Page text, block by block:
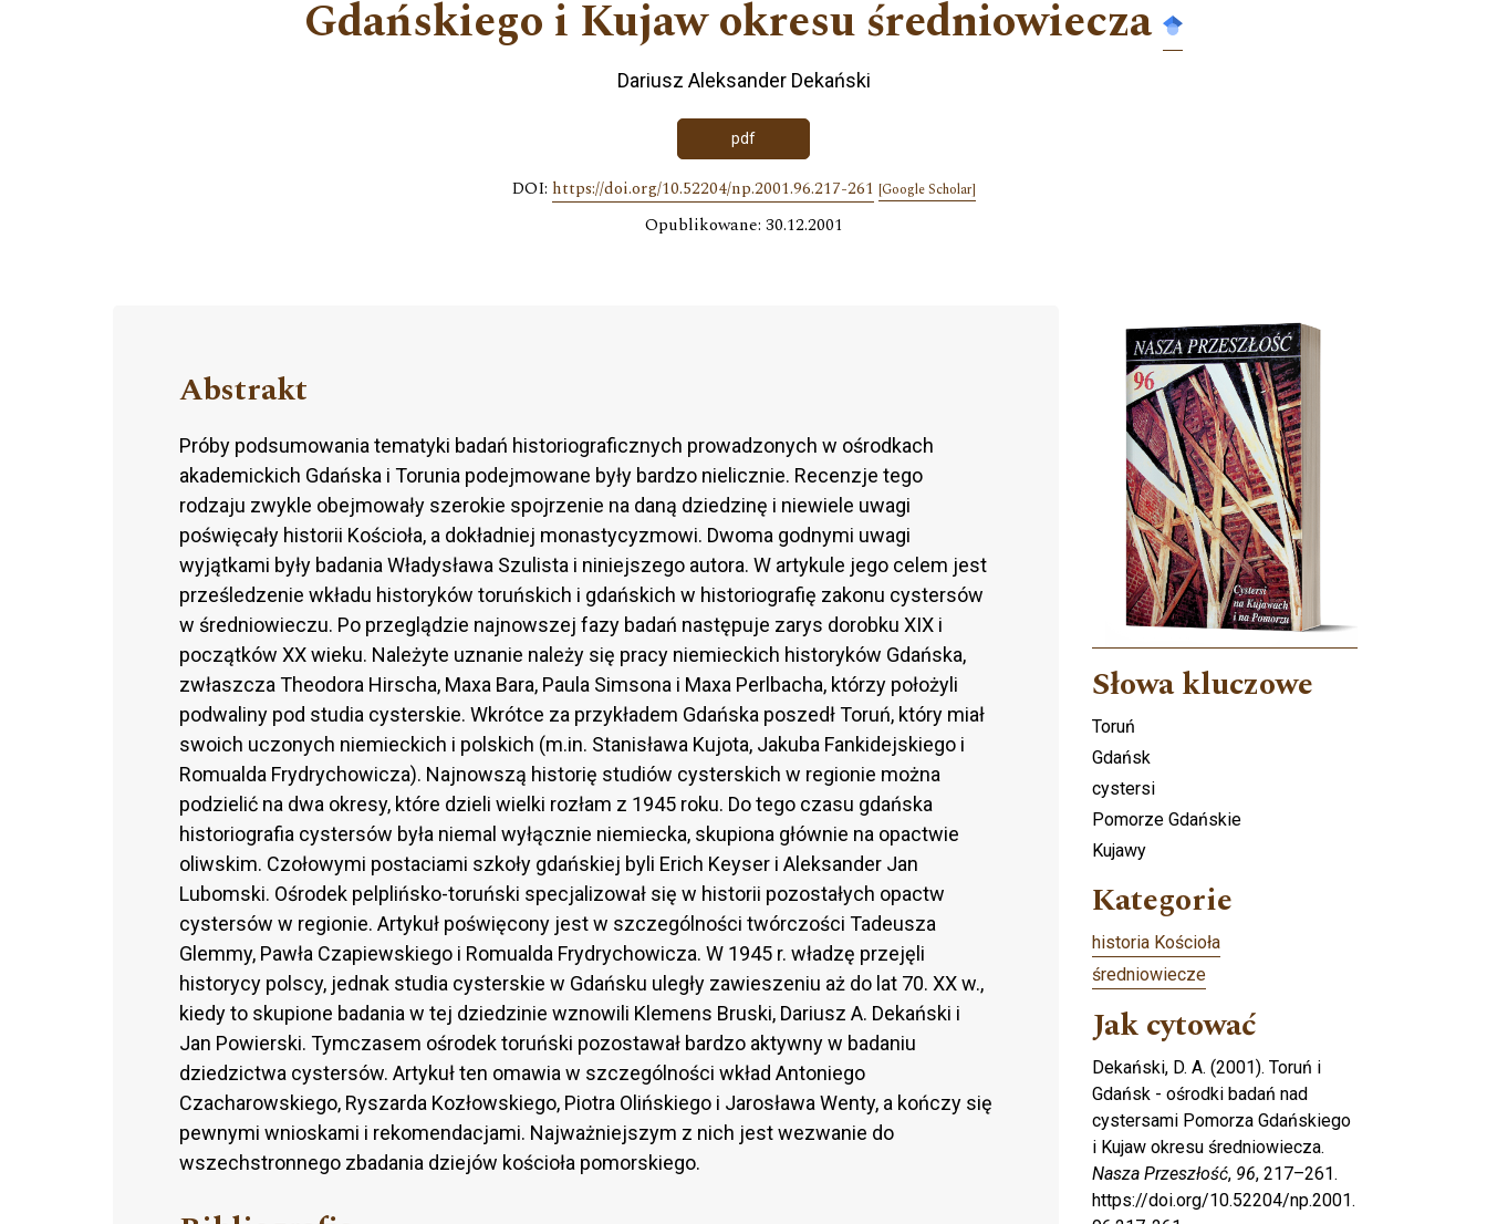
Gdańskiego i Kujaw okresu średniowiecza
Dariusz Aleksander Dekański
pdf
DOI: https://doi.org/10.52204/np.2001.96.217-261 [Google Scholar]
Opublikowane: 30.12.2001
Abstrakt
Próby podsumowania tematyki badań historiograficznych prowadzonych w ośrodkach
akademickich Gdańska i Torunia podejmowane były bardzo nielicznie. Recenzje tego
rodzaju zwykle obejmowały szerokie spojrzenie na daną dziedzinę i niewiele uwagi
poświęcały historii Kościoła, a dokładniej monastycyzmowi. Dwoma godnymi uwagi
wyjątkami były badania Władysława Szulista i niniejszego autora. W artykule jego celem jest
prześledzenie wkładu historyków toruńskich i gdańskich w historiografię zakonu cystersów
w średniowieczu. Po przeglądzie najnowszej fazy badań następuje zarys dorobku XIX i
początków XX wieku. Należyte uznanie należy się pracy niemieckich historyków Gdańska,
zwłaszcza Theodora Hirscha, Maxa Bara, Paula Simsona i Maxa Perlbacha, którzy położyli
podwaliny pod studia cysterskie. Wkrótce za przykładem Gdańska poszedł Toruń, który miał
swoich uczonych niemieckich i polskich (m.in. Stanisława Kujota, Jakuba Fankidejskiego i
Romualda Frydrychowicza). Najnowszą historię studiów cysterskich w regionie można
podzielić na dwa okresy, które dzieli wielki rozłam z 1945 roku. Do tego czasu gdańska
historiografia cystersów była niemal wyłącznie niemiecka, skupiona głównie na opactwie
oliwskim. Czołowymi postaciami szkoły gdańskiej byli Erich Keyser i Aleksander Jan
Lubomski. Ośrodek pelplińsko-toruński specjalizował się w historii pozostałych opactw
cystersów w regionie. Artykuł poświęcony jest w szczególności twórczości Tadeusza
Glemmy, Pawła Czapiewskiego i Romualda Frydrychowicza. W 1945 r. władzę przejęli
historycy polscy, jednak studia cysterskie w Gdańsku uległy zawieszeniu aż do lat 70. XX w.,
kiedy to skupione badania w tej dziedzinie wznowili Klemens Bruski, Dariusz A. Dekański i
Jan Powierski. Tymczasem ośrodek toruński pozostawał bardzo aktywny w badaniu
dziedzictwa cystersów. Artykuł ten omawia w szczególności wkład Antoniego
Czacharowskiego, Ryszarda Kozłowskiego, Piotra Olińskiego i Jarosława Wenty, a kończy się
pewnymi wnioskami i rekomendacjami. Najważniejszym z nich jest wezwanie do
wszechstronnego zbadania dziejów kościoła pomorskiego.
Cover image
Słowa kluczowe
Toruń
Gdańsk
cystersi
Pomorze Gdańskie
Kujawy
Kategorie
historia Kościoła
średniowiecze
Jak cytować
Dekański, D. A. (2001). Toruń i
Gdańsk - ośrodki badań nad
cystersami Pomorza Gdańskiego
i Kujaw okresu średniowiecza.
Nasza Przeszłość, 96, 217–261.
https://doi.org/10.52204/np.2001.